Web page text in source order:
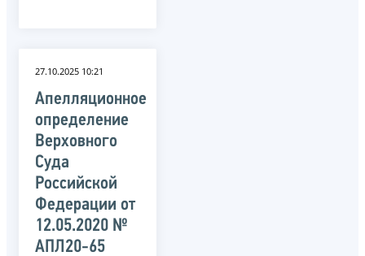
27.10.2025 10:21
Апелляционное
определение
Верховного
Суда
Российской
Федерации от
12.05.2020 №
АПЛ20-65